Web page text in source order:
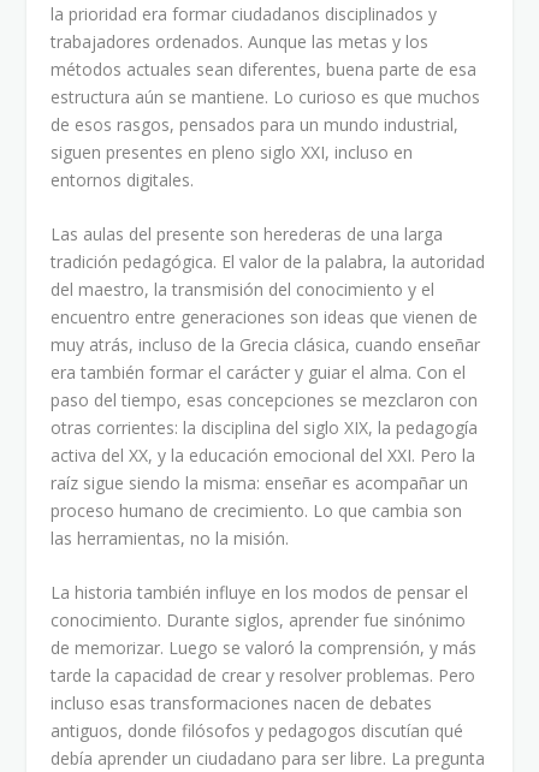
la prioridad era formar ciudadanos disciplinados y
trabajadores ordenados. Aunque las metas y los
métodos actuales sean diferentes, buena parte de esa
estructura aún se mantiene. Lo curioso es que muchos
de esos rasgos, pensados para un mundo industrial,
siguen presentes en pleno siglo XXI, incluso en
entornos digitales.
Las aulas del presente son herederas de una larga
tradición pedagógica. El valor de la palabra, la autoridad
del maestro, la transmisión del conocimiento y el
encuentro entre generaciones son ideas que vienen de
muy atrás, incluso de la Grecia clásica, cuando enseñar
era también formar el carácter y guiar el alma. Con el
paso del tiempo, esas concepciones se mezclaron con
otras corrientes: la disciplina del siglo XIX, la pedagogía
activa del XX, y la educación emocional del XXI. Pero la
raíz sigue siendo la misma: enseñar es acompañar un
proceso humano de crecimiento. Lo que cambia son
las herramientas, no la misión.
La historia también influye en los modos de pensar el
conocimiento. Durante siglos, aprender fue sinónimo
de memorizar. Luego se valoró la comprensión, y más
tarde la capacidad de crear y resolver problemas. Pero
incluso esas transformaciones nacen de debates
antiguos, donde filósofos y pedagogos discutían qué
debía aprender un ciudadano para ser libre. La pregunta